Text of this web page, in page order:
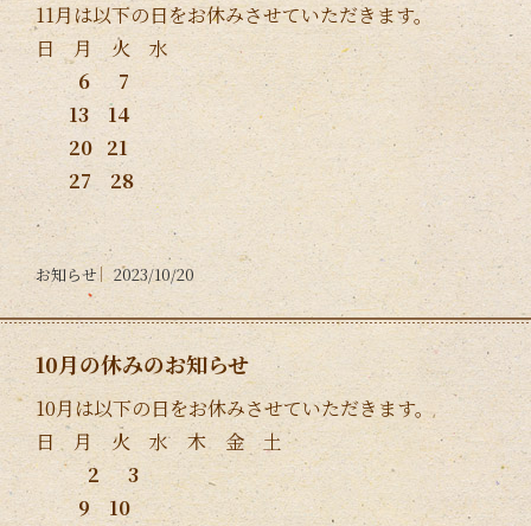
11月は以下の日をお休みさせていただきます。
日 月 火 水
6 7
13 14
20 21
27 28
お知らせ 2023/10/20
10月の休みのお知らせ
10月は以下の日をお休みさせていただきます。
日 月 火 水 木 金 土
2 3
9 10